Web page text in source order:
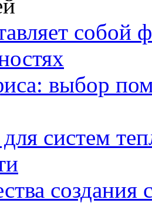
собой
выбор
систем
создания